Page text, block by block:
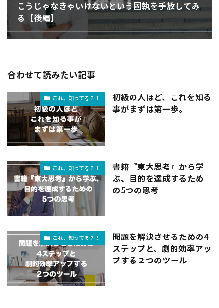
こうじゃなきゃいけないという固執を手放してみ
る【後編】
合わせて読みたい記事
これ、知ってる？！
初級の人ほど、これを知る
事がまずは第一歩。
これ、知ってる？！
書籍『東大思考』から学
ぶ、目的を達成するため
の5つの思考
これ、知ってる？！
問題を解決させるための4
ステップと、劇的効率アッ
プする２つのツール